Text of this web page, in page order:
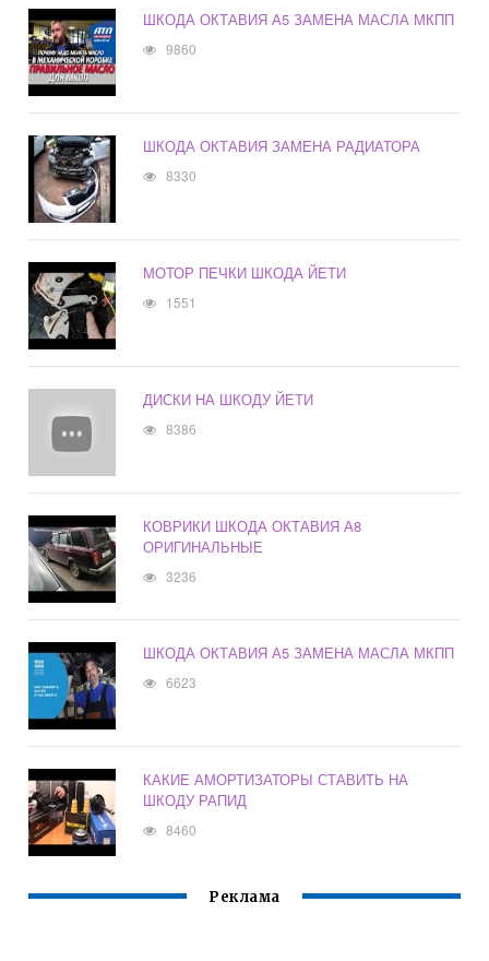
ШКОДА ОКТАВИЯ А5 ЗАМЕНА МАСЛА МКПП
9860
ШКОДА ОКТАВИЯ ЗАМЕНА РАДИАТОРА
8330
МОТОР ПЕЧКИ ШКОДА ЙЕТИ
1551
ДИСКИ НА ШКОДУ ЙЕТИ
8386
КОВРИКИ ШКОДА ОКТАВИЯ А8
ОРИГИНАЛЬНЫЕ
3236
ШКОДА ОКТАВИЯ А5 ЗАМЕНА МАСЛА МКПП
6623
КАКИЕ АМОРТИЗАТОРЫ СТАВИТЬ НА
ШКОДУ РАПИД
8460
Реклама